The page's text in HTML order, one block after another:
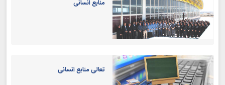
منابع انسانی
تعالی منابع انسانی